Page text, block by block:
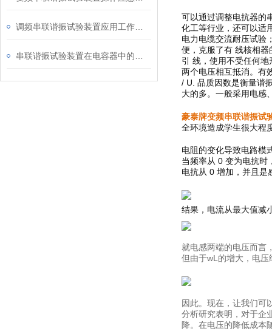
可以通过调整电抗器的
化工等行业，还可以适
电力电缆交流耐压试验
便，克服了有 线核相
引 线，使用不受任何
两个电压相互抵消。有
/ U. 品质因数是衡量谐
大的多。一般采用电感
豪泰牌变频串联谐振试
全环境造成学生很大程
电阻的变化导致电路模
当频率从 0 变为电抗时
电抗从 0 增加，并且是
结果，电流从最大值减
就电感两端的电压而言
但由于wL的增大，电
因此。现在，让我们可
分析研究表明，对于企
降。在电压的降低成本